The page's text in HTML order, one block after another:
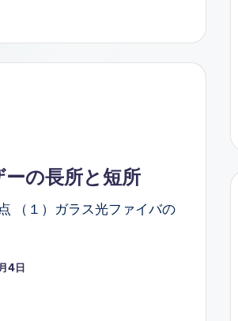
の長所と短所
（１）ガラス光ファイバの
4日